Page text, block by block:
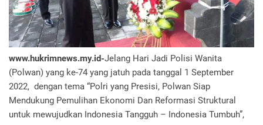
www.hukrimnews.my.id-Jelang Hari Jadi Polisi Wanita
(Polwan) yang ke-74 yang jatuh pada tanggal 1 September
2022, dengan tema “Polri yang Presisi, Polwan Siap
Mendukung Pemulihan Ekonomi Dan Reformasi Struktural
untuk mewujudkan Indonesia Tangguh – Indonesia Tumbuh”,